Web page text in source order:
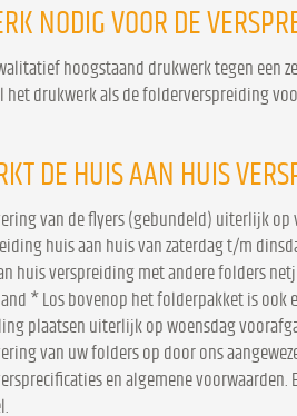
NODIG VOOR DE
hoogstaand drukwerk tegen een
het drukwerk als de folderverspreiding
DE HUIS AAN HUIS
van de flyers (gebundeld) uiterlijk op
huis aan huis van zaterdag t/m
huis verspreiding met andere folders
* Los bovenop het folderpakket is ook
plaatsen uiterlijk op woensdag
van uw folders op door ons
en algemene voorwaarden.